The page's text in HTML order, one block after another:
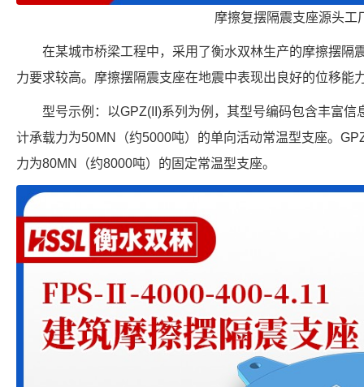
摩擦复摆隔震支座源头工
在某城市桥梁工程中，采用了衡水双林生产的摩擦摆隔
力要求较高。摩擦摆隔震支座在地震中表现出良好的位移能
型号示例：以GPZ(II)系列为例，其型号编码包含丰富
计承载力为50MN（约5000吨）的单向活动常温型支座。
力为80MN（约8000吨）的固定常温型支座。